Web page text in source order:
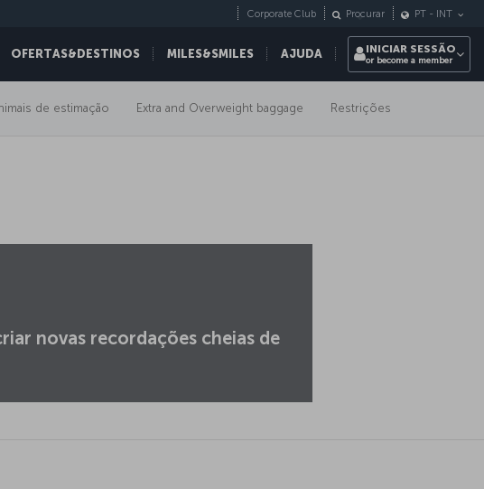
OFERTAS&DESTINOS MILES&SMILES AJUDA
Corporate Club Procurar PT - INT
INICIAR SESSÃO
or become a member
de estimação Extra and Overweight baggage Restrições
novas recordações cheias de